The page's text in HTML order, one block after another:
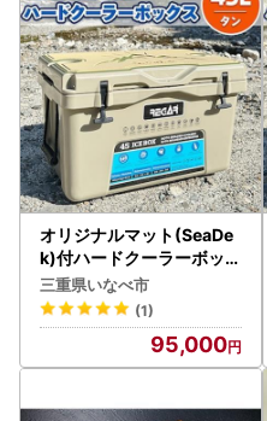
オリジナルマット(SeaDe
k)付ハードクーラーボック
ス (サイズ:45L) カラー
:タン【1353388】
三重県いなべ市
(1)
95,000